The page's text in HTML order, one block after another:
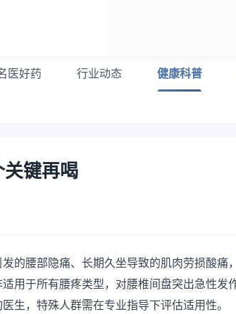
医好药 行业动态 健康科普
键再喝
的腰部隐痛、长期久坐导致的肌肉劳损酸痛
用于所有腰疼类型，对腰椎间盘突出急性发
生，特殊人群需在专业指导下评估适用性。